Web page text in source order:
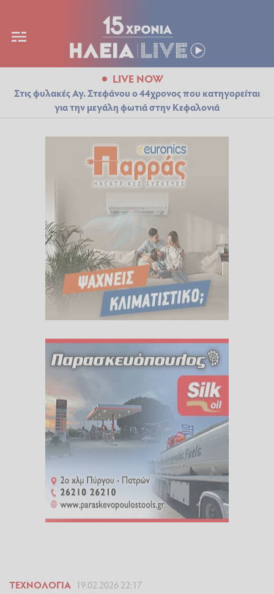
LIVE NOW
Στις φυλακές Αγ. Στεφάνου ο 44χρονος που κατηγορείται
για την μεγάλη φωτιά στην Κεφαλονιά
ΤΕΧΝΟΛΟΓΊΑ 19.02.2026 22:17